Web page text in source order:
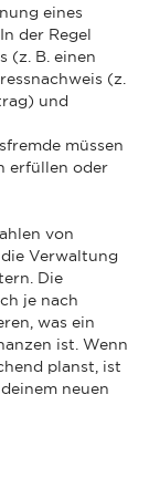
eines
der Regel
(z. B. einen
(z.
und
müssen
erfüllen oder
von
Verwaltung
Die
je nach
was ein
ist. Wenn
planst, ist
neuen